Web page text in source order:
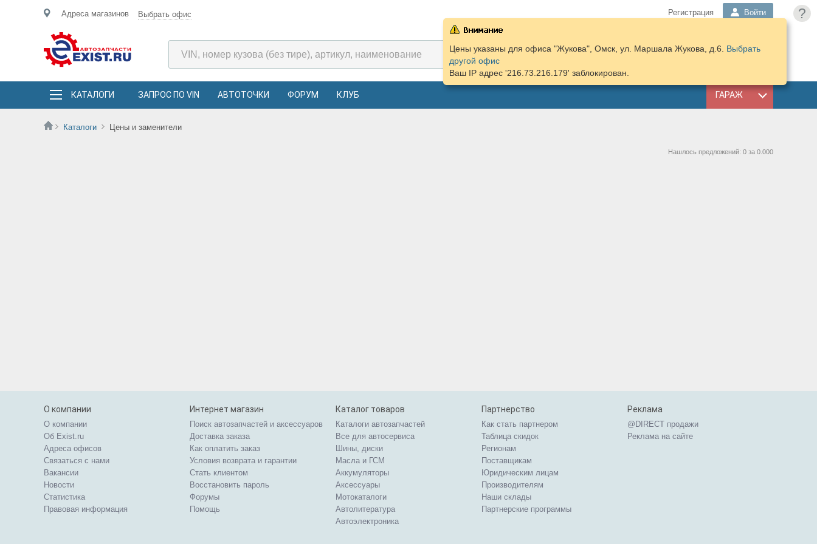
?
Адреса магазинов Выбрать офис Регистрация Войти
КОРЗИНА
ПОДОБРАТЬ
КАТАЛОГИ ЗАПРОС ПО VIN АВТОТОЧКИ ФОРУМ КЛУБ ГАРАЖ
Каталоги Цены и заменители
Цены указаны для офиса "Жукова", Омск, ул. Маршала Жукова, д.6. Выбрать
другой офис
Ваш IP адрес '216.73.216.179' заблокирован.
Нашлось предложений: 0 за 0.000
О компании
О компании
Об Exist.ru
Адреса офисов
Связаться с нами
Вакансии
Новости
Статистика
Правовая информация
Интернет магазин
Поиск автозапчастей и аксессуаров
Доставка заказа
Как оплатить заказ
Условия возврата и гарантии
Стать клиентом
Восстановить пароль
Форумы
Помощь
Каталог товаров
Каталоги автозапчастей
Все для автосервиса
Шины, диски
Масла и ГСМ
Аккумуляторы
Аксессуары
Мотокаталоги
Автолитература
Автоэлектроника
Партнерство
Как стать партнером
Таблица скидок
Регионам
Поставщикам
Юридическим лицам
Производителям
Наши склады
Партнерские программы
Реклама
@DIRECT продажи
Реклама на сайте